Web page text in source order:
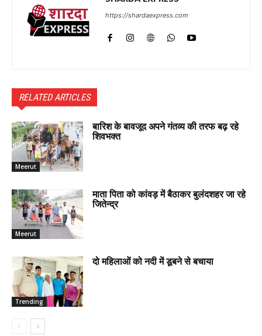
https://shardaexpress.com
RELATED ARTICLES
Meerut
बारिश के बावजूद अपने गंतव्य की तरफ बढ़ रहे
शिवभक्त
Meerut
माता पिता को कांवड़ में बैठाकर बुलंदशहर जा रहे
जितेन्द्र
Trending
दो महिलाओं को नदी में डूबने से बचाया